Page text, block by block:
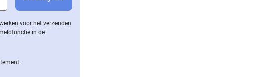
voor het verzenden
in de